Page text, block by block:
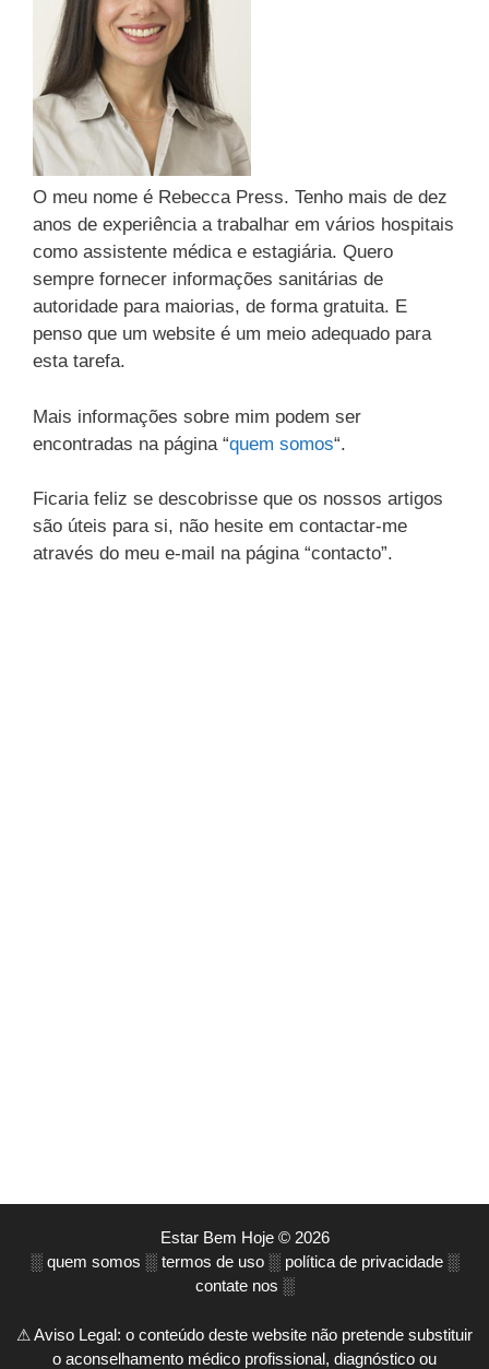
O meu nome é Rebecca Press. Tenho mais de dez
anos de experiência a trabalhar em vários hospitais
como assistente médica e estagiária. Quero
sempre fornecer informações sanitárias de
autoridade para maiorias, de forma gratuita. E
penso que um website é um meio adequado para
esta tarefa.
Mais informações sobre mim podem ser
encontradas na página “quem somos“.
Ficaria feliz se descobrisse que os nossos artigos
são úteis para si, não hesite em contactar-me
através do meu e-mail na página “contacto”.
Estar Bem Hoje © 2026
░ quem somos ░ termos de uso░ política de privacidade░
contate nos ░
⚠ Aviso Legal: o conteúdo deste website não pretende substituir
o aconselhamento médico profissional, diagnóstico ou